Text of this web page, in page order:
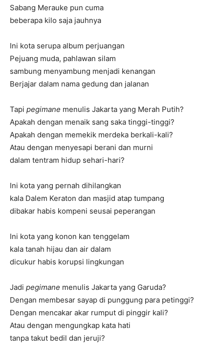
Sabang Merauke pun cuma
beberapa kilo saja jauhnya
Ini kota serupa album perjuangan
Pejuang muda, pahlawan silam
sambung menyambung menjadi kenangan
Berjajar dalam nama gedung dan jalanan
Tapi pegimane menulis Jakarta yang Merah Putih?
Apakah dengan menaik sang saka tinggi-tinggi?
Apakah dengan memekik merdeka berkali-kali?
Atau dengan menyesapi berani dan murni
dalam tentram hidup sehari-hari?
Ini kota yang pernah dihilangkan
kala Dalem Keraton dan masjid atap tumpang
dibakar habis kompeni seusai peperangan
Ini kota yang konon kan tenggelam
kala tanah hijau dan air dalam
dicukur habis korupsi lingkungan
Jadi pegimane menulis Jakarta yang Garuda?
Dengan membesar sayap di punggung para petinggi?
Dengan mencakar akar rumput di pinggir kali?
Atau dengan mengungkap kata hati
tanpa takut bedil dan jeruji?